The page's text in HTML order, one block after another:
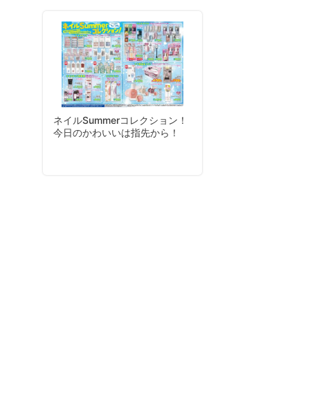
ネイルSummerコレクション！
今日のかわいいは指先から！